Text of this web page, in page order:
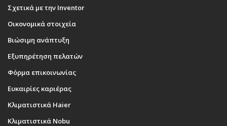
Σχετικά με την Inventor
Οικονομικά στοιχεία
Βιώσιμη ανάπτυξη
Εξυπηρέτηση πελατών
Φόρμα επικοινωνίας
Ευκαιρίες καριέρας
Κλιματιστικά Haier
Κλιματιστικά Nobu